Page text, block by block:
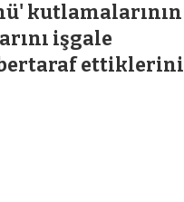
kutlamalarının
işgale
bertaraf ettiklerini